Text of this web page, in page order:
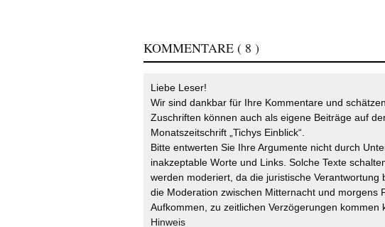
KOMMENTARE ( 8 )
Liebe Leser!
Wir sind dankbar für Ihre Kommentare und
Zuschriften können auch als eigene Beiträge auf
Monatszeitschrift „Tichys Einblick“.
Bitte entwerten Sie Ihre Argumente nicht durch
inakzeptable Worte und Links. Solche Texte
werden moderiert, da die juristische Verantwortung
die Moderation zwischen Mitternacht und morgens
Aufkommen, zu zeitlichen Verzögerungen kommen
Hinweis